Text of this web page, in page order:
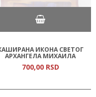
ИКОНА СВЕТОГ
АРХАНГЕЛА МИХАИЛА
700,00 RSD